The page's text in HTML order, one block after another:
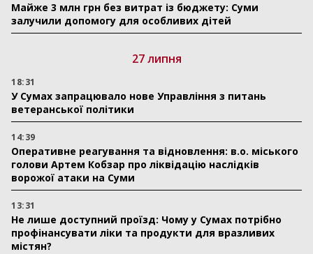
Майже 3 млн грн без витрат із бюджету: Суми
залучили допомогу для особливих дітей
27 липня
18:31
У Сумах запрацювало нове Управління з питань
ветеранської політики
14:39
Оперативне реагування та відновлення: в.о. міського
голови Артем Кобзар про ліквідацію наслідків
ворожої атаки на Суми
13:31
Не лише доступний проїзд: Чому у Сумах потрібно
профінансувати ліки та продукти для вразливих
містян?